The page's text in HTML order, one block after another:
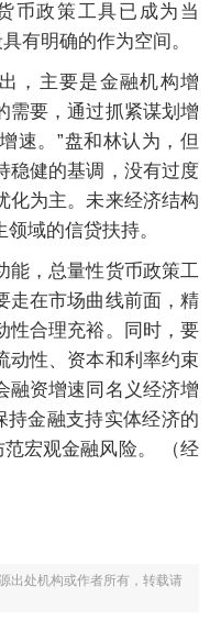
政策工具已成为当
有明确的作为空间。
主要是金融机构增
需要，通过抓紧谋划增
速。”盘和林认为，但
稳健的基调，没有过度
化为主。未来经济结构
域的信贷扶持。
，总量性货币政策工
走在市场曲线前面，精
性合理充裕。同时，要
动性、资本和利率约束
融资增速同名义经济增
持金融支持实体经济的
范宏观金融风险。 （经
出处机构或作者所有，转载请